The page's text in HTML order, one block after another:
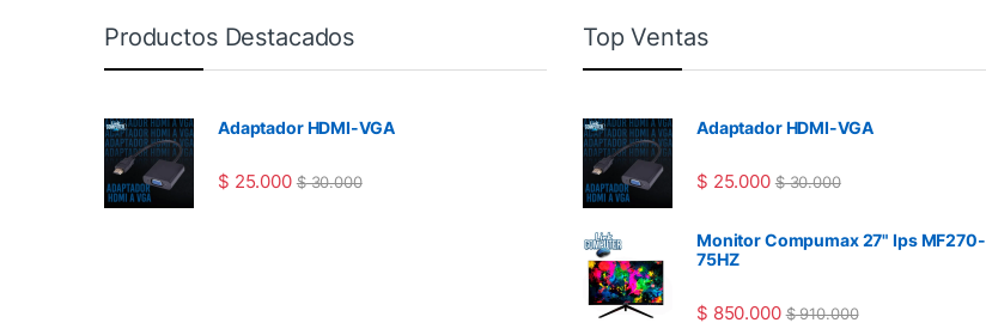
Productos Destacados
Adaptador HDMI-VGA
$ 25.000 $30.000
Top Ventas
Adaptador HDMI-VGA
$ 25.000 $30.000
Monitor Compumax 27" Ips MF270-
75HZ
$ 850.000 $910.000